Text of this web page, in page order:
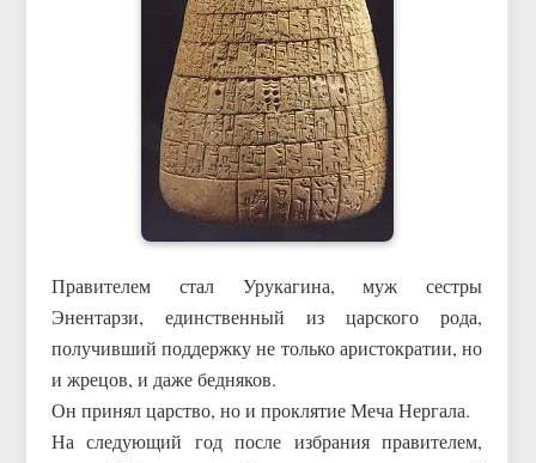
Правителем стал Урукагина, муж сестры
Энентарзи, единственный из царского рода,
получивший поддержку не только аристократии, но
и жрецов, и даже бедняков.
Он принял царство, но и проклятие Меча Нергала.
На следующий год после избрания правителем,